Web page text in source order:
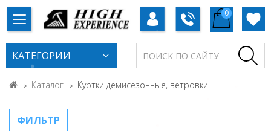
0
КАТЕГОРИИ
Каталог Куртки демисезонные, ветровки
ФИЛЬТР